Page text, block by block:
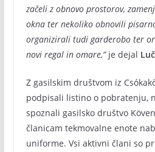
začeli z obnovo prostorov,
okna ter nekoliko obnovili
organizirali tudi garderobo ter
novi regal in omare,”je dejal
Z gasilskim društvom iz
podpisali listino o pobratenju,
spoznali gasilsko društvo
članicam tekmovalne enote
uniforme. Vsi aktivni člani so